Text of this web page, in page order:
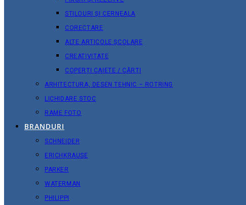
STILOURI ȘI CERNEALA
CORECTARE
ALTE ARTICOLE ȘCOLARE
CREATIVITATE
COPERȚI CAIETE / CĂRȚI
ARHITECTURA, DESEN TEHNIC – ROTRING
LICHIDARE STOC
RAME FOTO
BRANDURI
SCHNEIDER
ERICHKRAUSE
PARKER
WATERMAN
PHILIPPI